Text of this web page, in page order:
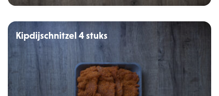
Kipdijschnitzel 4 stuks